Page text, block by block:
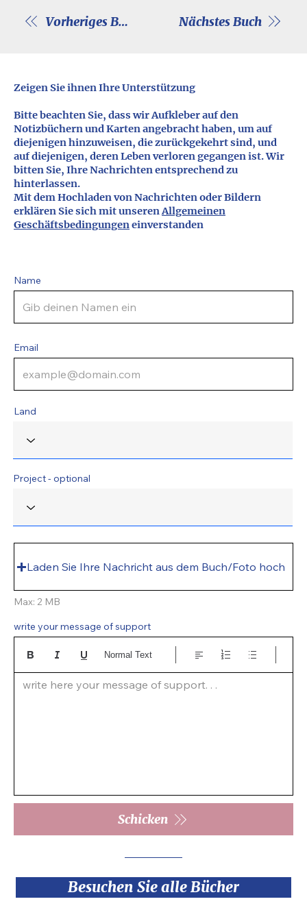
Vorheriges Buch Nächstes Buch
Zeigen Sie ihnen Ihre Unterstützung
Bitte beachten Sie, dass wir Aufkleber auf den
Notizbüchern und Karten angebracht haben, um auf
diejenigen hinzuweisen, die zurückgekehrt sind, und
auf diejenigen, deren Leben verloren gegangen ist. Wir
bitten Sie, Ihre Nachrichten entsprechend zu
hinterlassen.
Mit dem Hochladen von Nachrichten oder Bildern
erklären Sie sich mit unserenAllgemeinen
Geschäftsbedingungeneinverstanden
Schicken
Laden Sie Ihre Nachricht aus dem Buch/Foto hoch
Max: 2 MB
write your message of support
write here your message of support. . .
Normal Text
Land
Email
Name
Project - optional
Besuchen Sie alle Bücher